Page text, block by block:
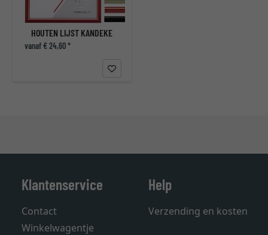
HOUTEN LIJST KANDEKE
vanaf € 24,60 *
Klantenservice
Contact
Winkelwagentje
Help
Verzending en kosten